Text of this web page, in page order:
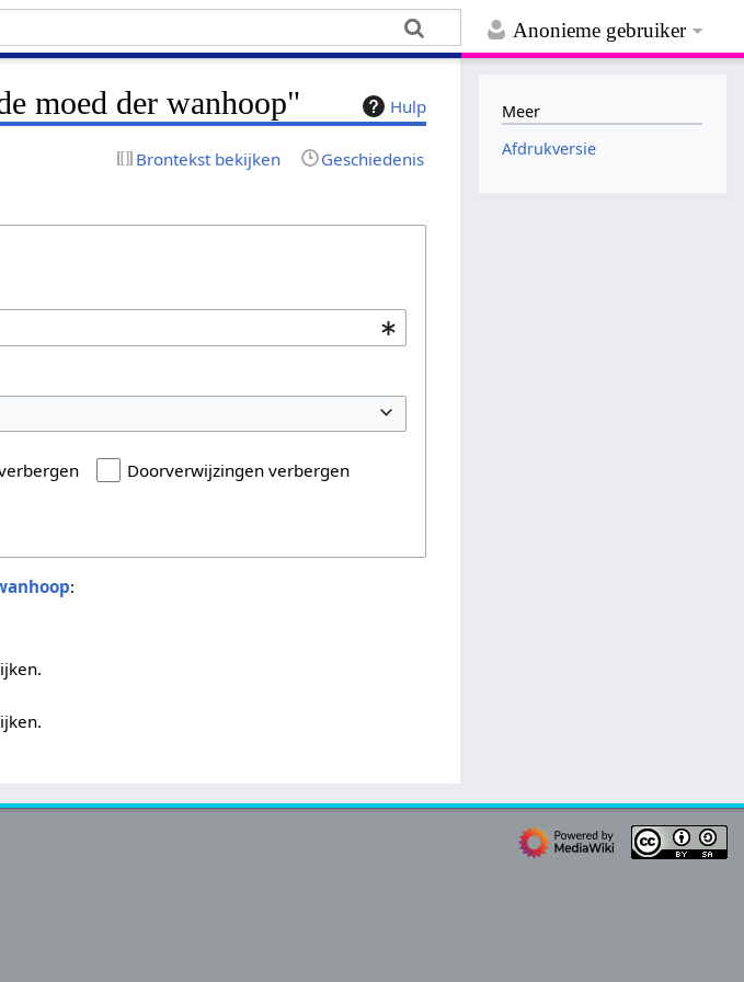
Anonieme gebruiker
Hulp
moed der wanhoop"
Brontekst bekijken Geschiedenis
Doorverwijzingen verbergen
:
Meer
Afdrukversie